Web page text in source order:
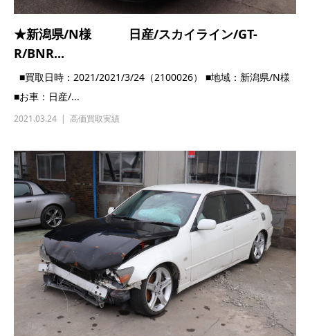
★新潟県/N様 日産/スカイライン/GT-
R/BNR...
■買取日時：2021/2021/3/24（2100026） ■地域：新潟県/N様
■お車：日産/...
2021.03.24 高価買取実績